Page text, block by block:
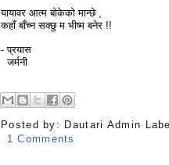
यायावर आत्म बोकेको मान्छे ,
कहाँ बाँच्न सक्छु म भीष्म बनेर !!
- प्रयास
जर्मनी
Posted by: Dautari Admin
1 Comments